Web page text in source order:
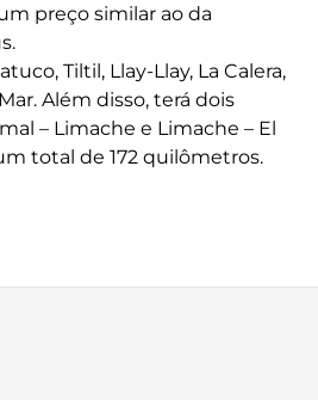
preço similar ao da
Tiltil, Llay-Llay, La Calera,
Além disso, terá dois
– Limache e Limache – El
total de 172 quilômetros.